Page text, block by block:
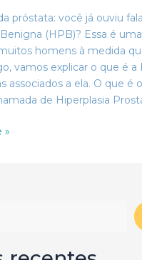
próstata: você já ouviu
(HPB)? Essa é
homens à medida
vamos explicar o que é a
associados a ela. O que é
de Hiperplasia
»